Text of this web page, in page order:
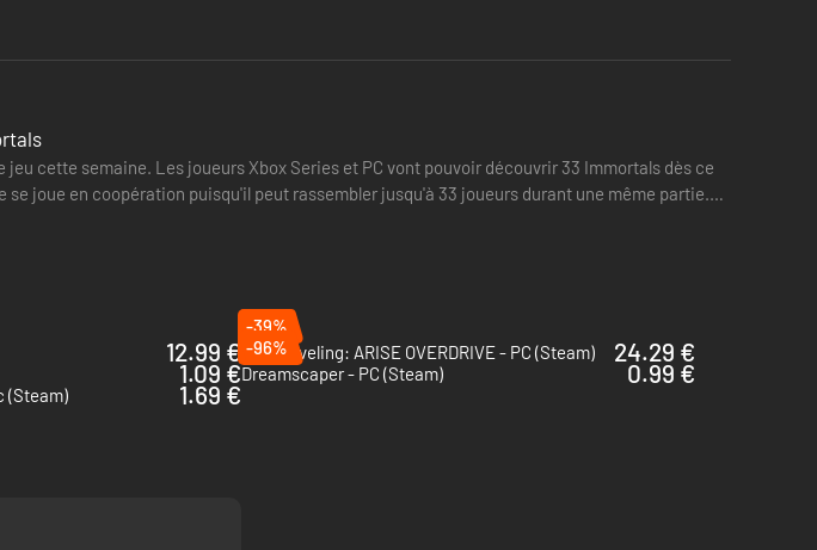
Récupérez des ressources lors de raids, débloquez des améliorations permanentes
cette semaine. Les joueurs Xbox Series et PC vont pouvoir découvrir 33 Immortals dès ce
joue en coopération puisqu'il peut rassembler jusqu'à 33 joueurs durant une même partie.
12.99 €
-39%
Solo Leveling: ARISE OVERDRIVE - PC (Steam)
24.29 €
1.09 €
-96%
Dreamscaper - PC (Steam)
0.99 €
(Steam)
1.69 €